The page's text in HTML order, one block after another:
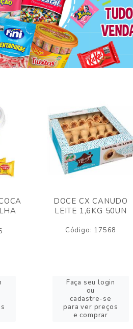
DOCE CX CANUDO
LEITE 1,6KG 50UN
Código: 17568
Faça seu login
ou
cadastre-se
para ver preços
e comprar